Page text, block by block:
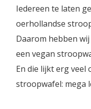
Iedereen te laten
oerhollandse
Daarom hebben
een vegan
En die lijkt erg veel
stroopwafel: mega